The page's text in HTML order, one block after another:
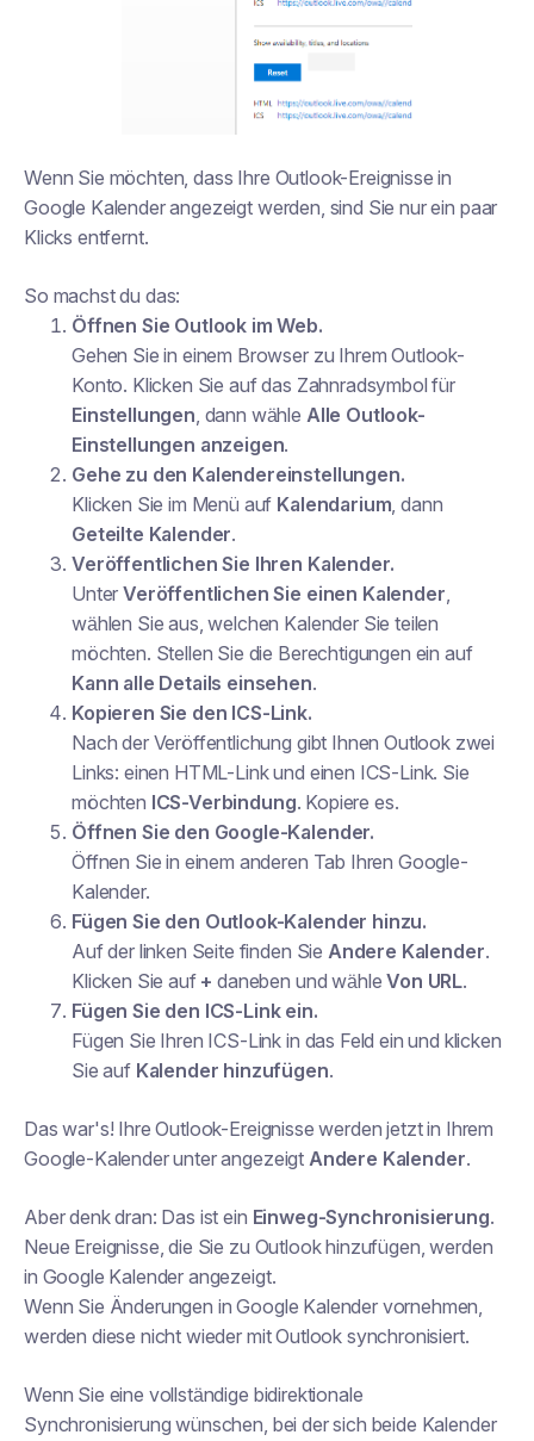
Wenn Sie möchten, dass Ihre Outlook-Ereignisse in
Google Kalender angezeigt werden, sind Sie nur ein paar
Klicks entfernt.
So machst du das:
Öffnen Sie Outlook im Web.
Gehen Sie in einem Browser zu Ihrem Outlook-
Konto. Klicken Sie auf das Zahnradsymbol für
Einstellungen, dann wähle Alle Outlook-
Einstellungen anzeigen.
Gehe zu den Kalendereinstellungen.
Klicken Sie im Menü auf Kalendarium, dann
Geteilte Kalender.
Veröffentlichen Sie Ihren Kalender.
UnterVeröffentlichen Sie einen Kalender,
wählen Sie aus, welchen Kalender Sie teilen
möchten. Stellen Sie die Berechtigungen ein auf
Kann alle Details einsehen.
Kopieren Sie den ICS-Link.
Nach der Veröffentlichung gibt Ihnen Outlook zwei
Links: einen HTML-Link und einen ICS-Link. Sie
möchten ICS-Verbindung. Kopiere es.
Öffnen Sie den Google-Kalender.
Öffnen Sie in einem anderen Tab Ihren Google-
Kalender.
Fügen Sie den Outlook-Kalender hinzu.
Auf der linken Seite finden Sie Andere Kalender.
Klicken Sie auf + daneben und wähleVon URL.
Fügen Sie den ICS-Link ein.
Fügen Sie Ihren ICS-Link in das Feld ein und klicken
Sie auf Kalender hinzufügen.
Das war's! Ihre Outlook-Ereignisse werden jetzt in Ihrem
Google-Kalender unter angezeigt Andere Kalender.
Aber denk dran: Das ist ein Einweg-Synchronisierung.
Neue Ereignisse, die Sie zu Outlook hinzufügen, werden
in Google Kalender angezeigt.
Wenn Sie Änderungen in Google Kalender vornehmen,
werden diese nicht wieder mit Outlook synchronisiert.
Wenn Sie eine vollständige bidirektionale
Synchronisierung wünschen, bei der sich beide Kalender